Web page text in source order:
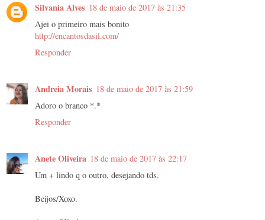
Silvania Alves 18 de maio de 2017 às 21:35
Ajei o primeiro mais bonito
http://encantosdasil.com/
Responder
Andreia Morais 18 de maio de 2017 às 21:59
Adoro o branco *.*
Responder
Anete Oliveira 18 de maio de 2017 às 22:17
Um + lindo q o outro, desejando tds.
Beijos/Xoxo.